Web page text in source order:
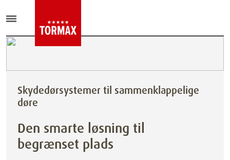
Skydedørsystemer til sammenklappelige
døre
Den smarte løsning til
begrænset plads